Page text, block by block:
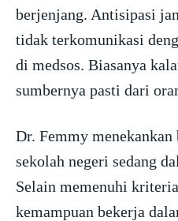
berjenjang. Antisipasi
tidak terkomunikasi
di medsos. Biasanya
sumbernya pasti dari
Dr. Femmy menekankan
sekolah negeri sedang
Selain memenuhi
kemampuan bekerja